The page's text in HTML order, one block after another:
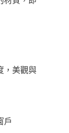
，美觀與
戶